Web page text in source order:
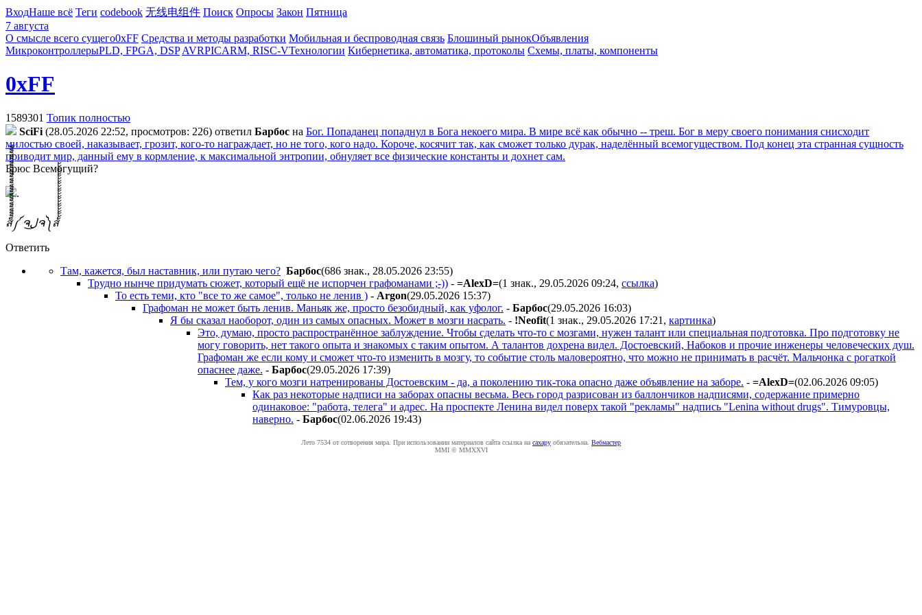
ВходНаше всё Теги codebook 无线电组件 Поиск Опросы Закон Пятница
7 августа
О смысле всего сущего0xFF Средства и методы разработки Мобильная и беспроводная связь Блошиный рынокОбъявления
МикроконтроллерыPLD, FPGA, DSP AVRPICARM, RISC-VТехнологии Кибернетика, автоматика, протоколы Схемы, платы, компоненты
0xFF
1589301 Топик полностью
SciFi (28.05.2026 22:52, просмотров: 226) ответил Бapбoc на Бог. Попаданец попаднул в Бога некоего мира. В мире всё как обычно -- треш. Бог в меру своего понимания снисходит
милостью своей, наказывает, грозит, кого-то награждает, но не того, кого надо. Короче, косячит так, как сможет только дурак, наделённый всемогуществом. Под конец эта странная сущность
приводит мир, данный ему в кормление, к максимальной энтропии, обнуляет все физические константы и дохнет сам.
Брюс Всемогущий?
.
ส็็็็็็็็็็็็็็็็็็็็็็็็็༼ ຈل͜ຈ༽ส้้้้้้้้้้้้้้้้้้้้้้้
Ответить
Там, кажется, был наставник, или путаю чего? Бapбoc(686 знак., 28.05.2026 23:55)
Трудно нынче придумать сюжет, который ещё не испорчен графоманами ;-)) - =AlexD=(1 знак., 29.05.2026 09:24, ссылка)
То есть теми, кто "все то же самое", только не ленив ) - Argon(29.05.2026 15:37)
Графоман не может быть ленив. Маньяк же, просто безобидный, как уфолог. - Бapбoc(29.05.2026 16:03)
Я бы сказал наоборот, один из самых опасных. Может в мозги насрать. - !Neofit(1 знак., 29.05.2026 17:21 , картинка)
Это, думаю, просто распространённое заблуждение. Чтобы сделать что-то с мозгами, нужен талант или специальная подготовка. Про подготовку не
могу говорить, нет такого опыта и знакомых с таким опытом. А талантов дохрена видел. Достоевский, Набоков и прочие инженеры человеческих душ.
Графоман же если кому и сможет что-то изменить в мозгу, то событие столь маловероятно, что можно не принимать в расчёт. Мальчонка с рогаткой
опаснее даже. - Бapбoc(29.05.2026 17:39)
Тем, у кого мозги натренированы Достоевским - да, а поколению тик-тока опасно даже объявление на заборе. - =AlexD=(02.06.2026 09:05)
Как раз некоторые надписи на заборах опасны весьма. Весь город разрисован из баллончиков надписями, содержание примерно
одинаковое: "работа, телега" и адрес. На проспекте Ленина видел поверх такой "рекламы" надпись "Lenina without drugs". Тимуровцы,
наверно. - Бapбoc(02.06.2026 19:43)
Лето 7534 от сотворения мира. При использовании материалов сайта ссылка на caxapу обязательна. Вебмастер
MMI © MMXXVI